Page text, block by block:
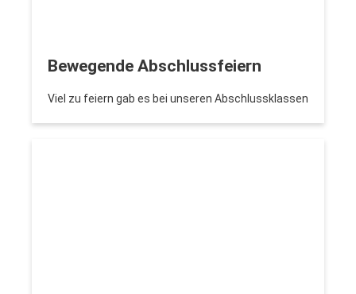
Bewegende Abschlussfeiern
Viel zu feiern gab es bei unseren Abschlussklassen